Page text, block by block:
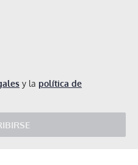
y la política de